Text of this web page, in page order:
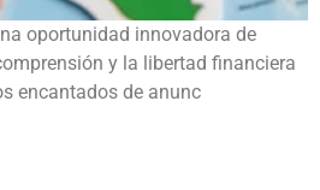
oportunidad innovadora de
y la libertad financiera
encantados de anunc